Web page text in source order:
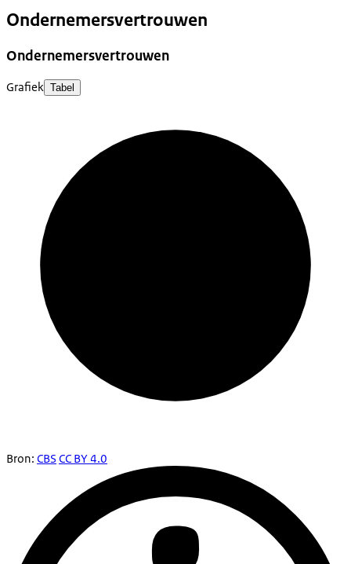
Ondernemersvertrouwen
Ondernemersvertrouwen
Grafiek Tabel
Bron: CBS CC BY 4.0